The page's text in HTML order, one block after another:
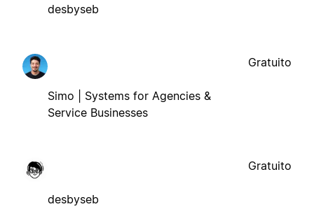
desbyseb
Simo | Systems for Agencies &
Service Businesses
Gratuito
desbyseb
Gratuito